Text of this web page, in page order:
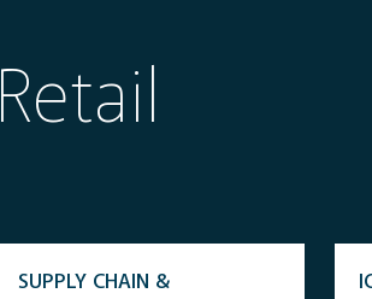
Retail
SUPPLY CHAIN &